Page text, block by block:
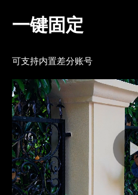
一键固定
可支持内置差分账号